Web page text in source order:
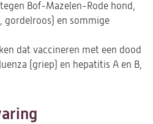
Bof-Mazelen-Rode hond,
gordelroos) en sommige
dat vaccineren met een dood
(griep) en hepatitis A en B,